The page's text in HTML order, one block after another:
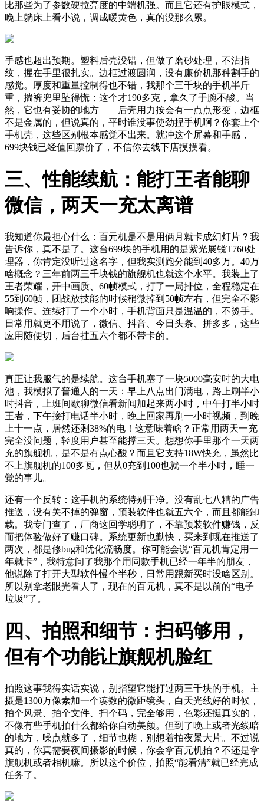
比那些为了参数硬拉亮度的中端机强。而且它还有护眼模式，
晚上躺床上看小说，调成暖黄色，真的没那么累。
手感也超出预期。塑料后壳没错，但做了磨砂处理，不沾指
纹，握在手里很扎实。边框过渡圆润，没有廉价机那种割手的
感觉。厚度和重量控制得也不错，我那个三千块的手机半斤
重，揣裤兜里坠得慌；这个才190多克，拿久了手腕不酸。当
然，它也有妥协的地方——后壳用力按会有一点点形变，边框
不是金属的，但说真的，平时谁没事使劲捏手机啊？你套上个
手机壳，这些区别根本感觉不出来。就冲这个屏幕和手感，
699块钱已经值回票价了，不信你去线下店摸摸看。
三、性能续航：能打王者能聊
微信，两天一充太离谱
我知道你最担心什么：百元机是不是用俩月就卡成幻灯片？我
告诉你，真不是了。这台699块的手机用的是紫光展锐T760处
理器，你肯定没听过这名字，但我实测跑分能到40多万。40万
啥概念？三年前两三千块钱的旗舰机也就这个水平。我装上了
王者荣耀，开中画质、60帧模式，打了一局排位，全程稳定在
55到60帧，团战放技能的时候稍微掉到50帧左右，但完全不影
响操作。连续打了一个小时，手机背面只是温温的，不烫手。
日常用就更不用说了，微信、抖音、今日头条、拼多多，这些
应用随便切，后台挂五六个都不带卡的。
真正让我服气的是续航。这台手机塞了一块5000毫安时的大电
池，我模拟了普通人的一天：早上八点出门满电，路上刷半小
时抖音，上班间歇聊微信看新闻加起来两小时，中午打半小时
王者，下午接打电话半小时，晚上回家再刷一小时视频，到晚
上十一点，居然还剩38%的电！这意味着啥？正常用两天一充
完全没问题，轻度用户甚至能撑三天。想想你手里那个一天两
充的旗舰机，是不是有点心酸？而且它支持18W快充，虽然比
不上旗舰机的100多瓦，但从0充到100也就一个半小时，睡一
觉的事儿。
还有一个反转：这手机的系统特别干净。没有乱七八糟的广告
推送，没有关不掉的弹窗，预装软件也就五六个，而且都能卸
载。我专门查了，厂商这回学聪明了，不靠预装软件赚钱，反
而把体验做好了赚口碑。系统更新也勤快，买来到现在推送了
两次，都是修bug和优化流畅度。你可能会说“百元机肯定用一
年就卡”，我特意问了我那个用同款手机已经一年半的朋友，
他说除了打开大型软件慢个半秒，日常用跟新买时没啥区别。
所以别拿老眼光看人了，现在的百元机，真不是以前的“电子
垃圾”了。
四、拍照和细节：扫码够用，
但有个功能让旗舰机脸红
拍照这事我得实话实说，别指望它能打过两三千块的手机。主
摄是1300万像素加一个凑数的微距镜头，白天光线好的时候，
拍个风景、拍个文件、扫个码，完全够用，色彩还挺真实的，
不像有些手机拍什么都给你自动美颜。但到了晚上或者光线暗
的地方，噪点就多了，细节也糊，别想着拍夜景大片。不过说
真的，你真需要夜间摄影的时候，你会拿百元机拍？不还是拿
旗舰机或者相机嘛。所以这个价位，拍照“能看清”就已经完成
任务了。